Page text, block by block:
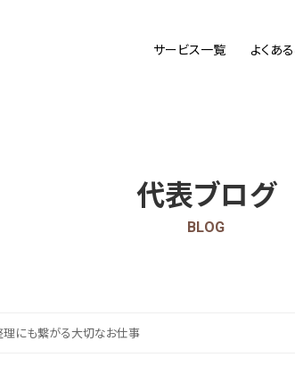
サービス一覧 よくあ
代表ブログ
BLOG
にも繋がる大切なお仕事